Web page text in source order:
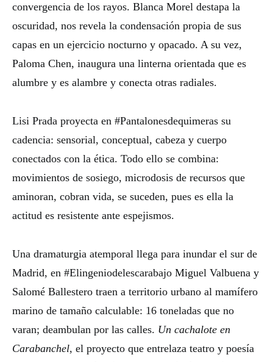
convergencia de los rayos. Blanca Morel destapa la
oscuridad, nos revela la condensación propia de sus
capas en un ejercicio nocturno y opacado. A su vez,
Paloma Chen, inaugura una linterna orientada que es
alumbre y es alambre y conecta otras radiales.
Lisi Prada proyecta en #Pantalonesdequimeras su
cadencia: sensorial, conceptual, cabeza y cuerpo
conectados con la ética. Todo ello se combina:
movimientos de sosiego, microdosis de recursos que
aminoran, cobran vida, se suceden, pues es ella la
actitud es resistente ante espejismos.
Una dramaturgia atemporal llega para inundar el sur de
Madrid, en #Elingeniodelescarabajo Miguel Valbuena y
Salomé Ballestero traen a territorio urbano al mamífero
marino de tamaño calculable: 16 toneladas que no
varan; deambulan por las calles. Un cachalote en
Carabanchel, el proyecto que entrelaza teatro y poesía